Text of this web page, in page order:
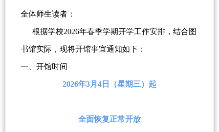
全体师生读者：
根据学校2026年春季学期开学工作安排，结合图
书馆实际，现将开馆事宜通知如下：
一、开馆时间
2026年3月4日（星期三）起
全面恢复正常开放